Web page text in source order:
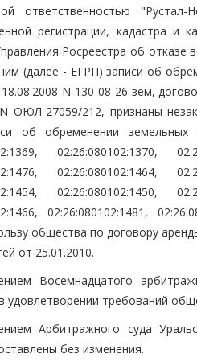
ответственностью
регистрации, кадастра и
Росреестра об отказе
(далее - ЕГРП) записи об
N 130-08-26-зем,
ОЮЛ-27059/212, признаны
об обременении земельных
02:26:080102:1370,
02:26:080102:1464,
02:26:080102:1450,
02:26:080102:1481,
общества по договору
от 25.01.2010.
Восемнадцатого
удовлетворении требований
Арбитражного суда
без изменения.